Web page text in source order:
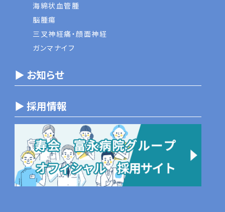
海綿状血管腫
脳腫瘍
三叉神経痛・顔面神経
ガンマナイフ
▶ お知らせ
▶ 採用情報